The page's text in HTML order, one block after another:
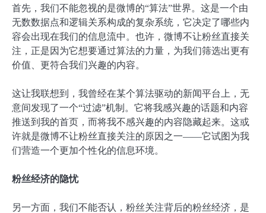
首先，我们不能忽视的是微博的“算法”世界。这是一个由
无数数据点和逻辑关系构成的复杂系统，它决定了哪些内
容会出现在我们的信息流中。也许，微博不让粉丝直接关
注，正是因为它想要通过算法的力量，为我们筛选出更有
价值、更符合我们兴趣的内容。
这让我联想到，我曾经在某个算法驱动的新闻平台上，无
意间发现了一个“过滤”机制。它将我感兴趣的话题和内容
推送到我的首页，而将我不感兴趣的内容隐藏起来。这或
许就是微博不让粉丝直接关注的原因之一——它试图为我
们营造一个更加个性化的信息环境。
粉丝经济的隐忧
另一方面，我们不能否认，粉丝关注背后的粉丝经济，是